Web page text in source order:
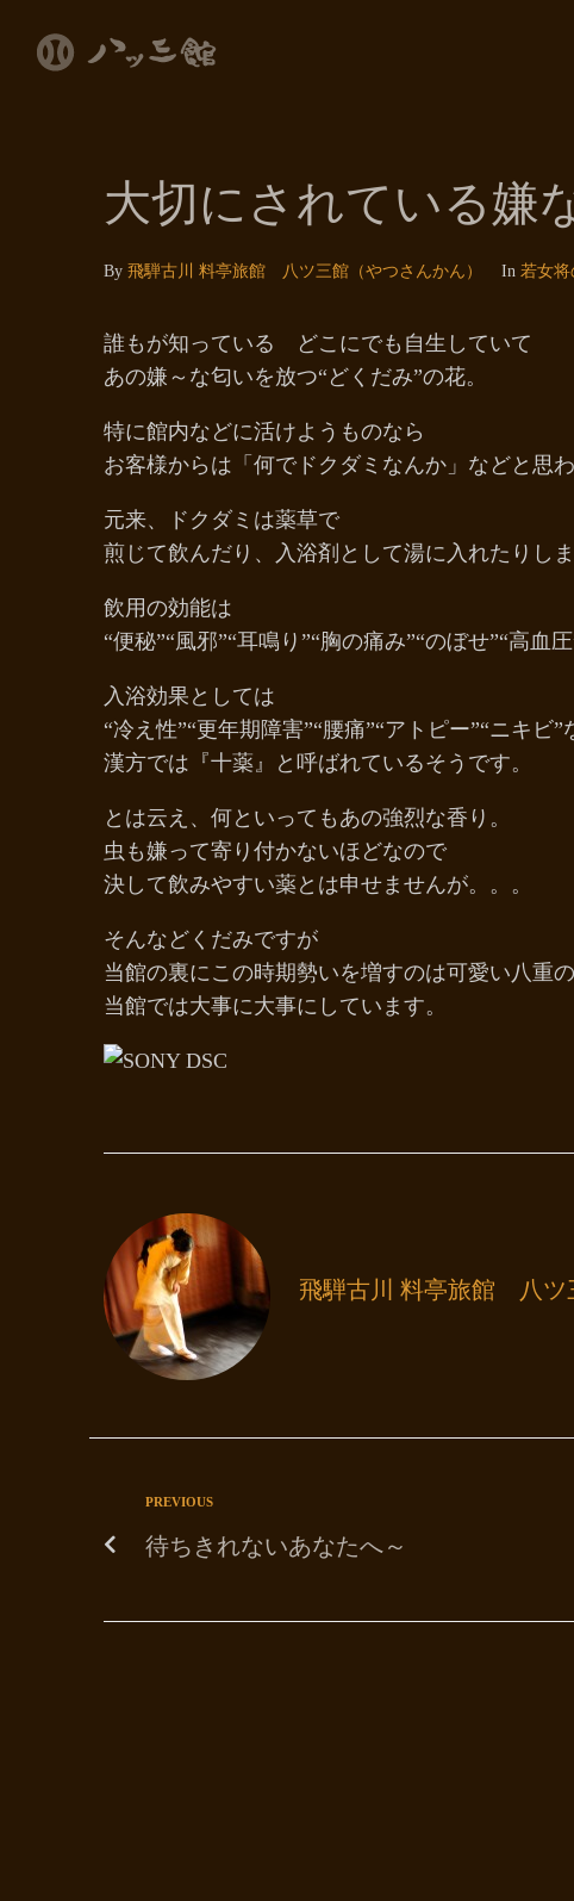
大切にされている嫌
By 飛騨古川 料亭旅館 八ツ三館（やつさんかん） In 若女
誰もが知っている どこにでも自生していて
あの嫌～な匂いを放つ“どくだみ”の花。
特に館内などに活けようものなら
お客様からは「何でドクダミなんか」などと思わ
元来、ドクダミは薬草で
煎じて飲んだり、入浴剤として湯に入れたりしま
飲用の効能は
“便秘”“風邪”“耳鳴り”“胸の痛み”“のぼせ”“高血
入浴効果としては
“冷え性”“更年期障害”“腰痛”“アトピー”“ニキビ
漢方では『十薬』と呼ばれているそうです。
とは云え、何といってもあの強烈な香り。
虫も嫌って寄り付かないほどなので
決して飲みやすい薬とは申せませんが。。。
そんなどくだみですが
当館の裏にこの時期勢いを増すのは可愛い八重の
当館では大事に大事にしています。
飛騨古川 料亭旅館 八ツ
PREVIOUS
待ちきれないあなたへ～